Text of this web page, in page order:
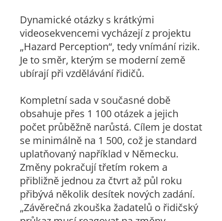
Dynamické otázky s krátkými
videosekvencemi vycházejí z projektu
„Hazard Perception“, tedy vnímání rizik.
Je to směr, kterým se moderní země
ubírají při vzdělávání řidičů.
Kompletní sada v současné době
obsahuje přes 1 100 otázek a jejich
počet průběžně narůstá. Cílem je dostat
se minimálně na 1 500, což je standard
uplatňovaný například v Německu.
Změny pokračují třetím rokem a
přibližně jednou za čtvrt až půl roku
přibývá několik desítek nových zadání.
„Závěrečná zkouška žadatelů o řidičský